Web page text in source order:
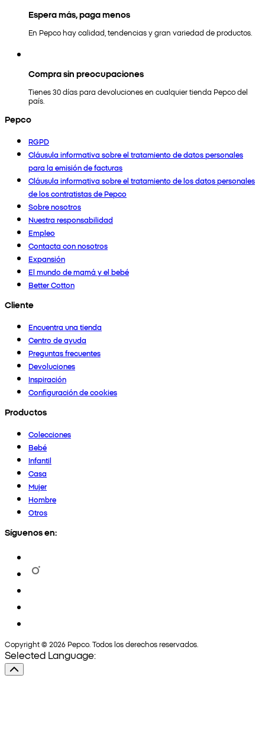
Espera más, paga menos
En Pepco hay calidad, tendencias y gran variedad de productos.
Compra sin preocupaciones
Tienes 30 días para devoluciones en cualquier tienda Pepco del
país.
Pepco
RGPD
Cláusula informativa sobre el tratamiento de datos personales
para la emisión de facturas
Cláusula informativa sobre el tratamiento de los datos personales
de los contratistas de Pepco
Sobre nosotros
Nuestra responsabilidad
Empleo
Contacta con nosotros
Expansión
El mundo de mamá y el bebé
Better Cotton
Cliente
Encuentra una tienda
Centro de ayuda
Preguntas frecuentes
Devoluciones
Inspiración
Configuración de cookies
Productos
Colecciones
Bebé
Infantil
Casa
Mujer
Hombre
Otros
Síguenos en:
Copyright © 2026 Pepco. Todos los derechos reservados.
Selected Language: